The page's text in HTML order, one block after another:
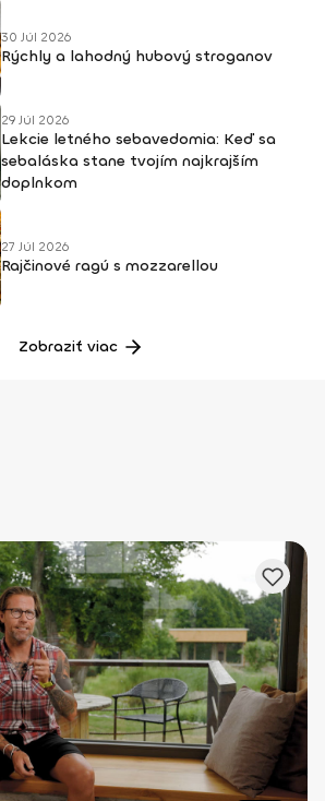
30 Júl 2026
Rýchly a lahodný hubový stroganov
29 Júl 2026
Lekcie letného sebavedomia: Keď sa
sebaláska stane tvojím najkrajším
doplnkom
27 Júl 2026
Rajčinové ragú s mozzarellou
Zobraziť viac